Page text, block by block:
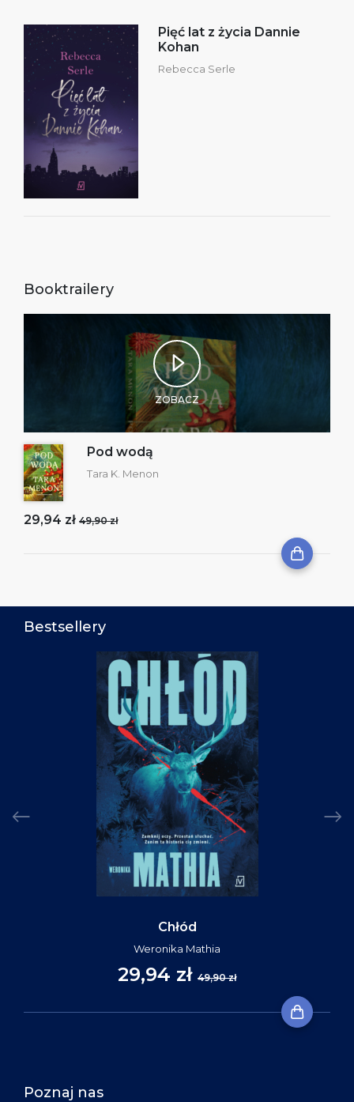
Pięć lat z życia Dannie
Kohan
Rebecca Serle
Booktrailery
ZOBACZ
Pod wodą
Tara K. Menon
29,94 zł 49,90 zł
Bestsellery
Chłód
Weronika Mathia
29,94 zł 49,90 zł
Poznaj nas